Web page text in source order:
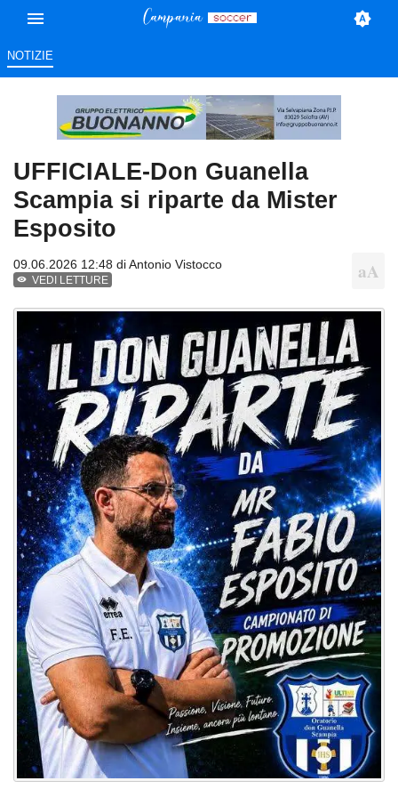
NOTIZIE
UFFICIALE-Don Guanella
Scampia si riparte da Mister
Esposito
09.06.2026 12:48 diAntonio Vistocco
VEDI LETTURE